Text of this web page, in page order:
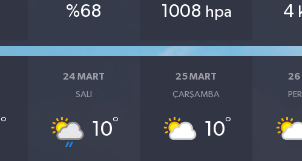
%68 1008 hpa 4
°
24 MART
SALI
10°
25 MART
ÇARŞAMBA
10°
26